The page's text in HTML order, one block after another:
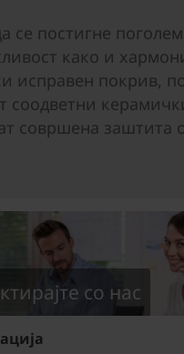
се постигне
како и
исправен покрив,
соодветни
совршена заштита
со нас